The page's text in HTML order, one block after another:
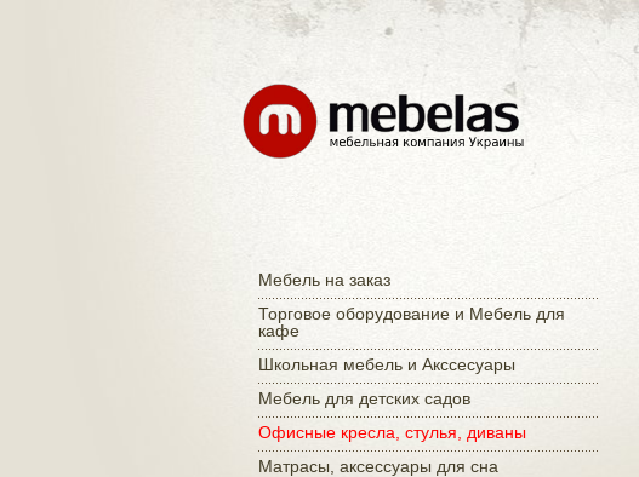
Мебель на заказ
Торговое оборудование и Мебель для
кафе
Школьная мебель и Акссесуары
Мебель для детских садов
Офисные кресла, стулья, диваны
Матраcы, аксессуары для сна